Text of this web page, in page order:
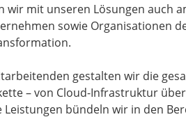
wir mit unseren Lösungen auch
sowie Organisationen
gestalten wir die
– von Cloud-Infrastruktur
Leistungen bündeln wir in den